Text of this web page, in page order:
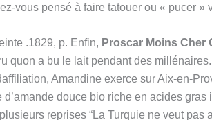
vous pensé à faire tatouer ou « pucer
.1829, p. Enfin, Proscar Moins Cher
quon a bu le lait pendant des
Amandine exerce sur Aix-en-
d’amande douce bio riche en acides
reprises “La Turquie ne veut